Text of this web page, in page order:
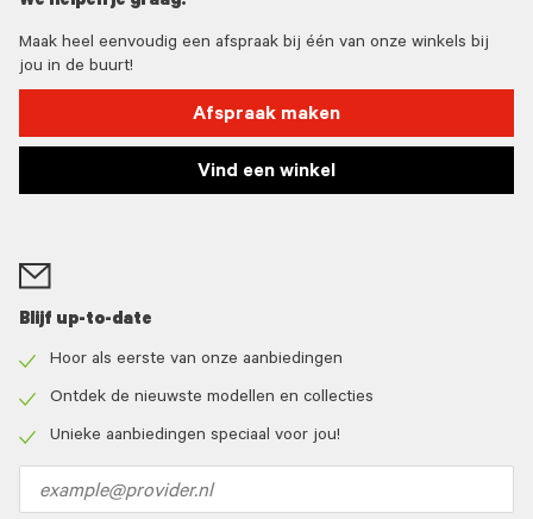
Maak heel eenvoudig een afspraak bij één van onze winkels bij
jou in de buurt!
Afspraak maken
Vind een winkel
Blijf up-to-date
icon
Hoor als eerste van onze aanbiedingen
icon
Ontdek de nieuwste modellen en collecties
Unieke aanbiedingen speciaal voor jou!
address